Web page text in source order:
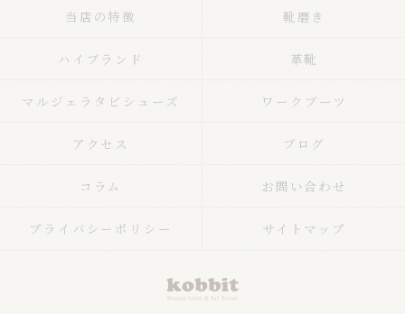
当店の特徴
靴磨き
ハイブランド
革靴
マルジェラタビシューズ
ワークブーツ
アクセス
ブログ
コラム
お問い合わせ
プライバシーポリシー
サイトマップ